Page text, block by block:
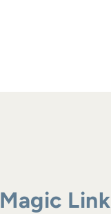
Magic Link